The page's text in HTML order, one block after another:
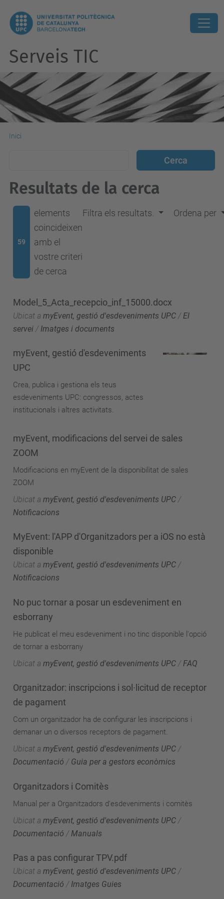
Serveis TIC
Inici
Resultats de la cerca
59
elements
coincideixen
amb el
vostre criteri
de cerca
Filtra els resultats. Ordena per
Model_5_Acta_recepcio_inf_15000.docx
Ubicat a myEvent, gestió d'esdeveniments UPC / El
servei / Imatges i documents
myEvent, gestió d'esdeveniments
UPC
Crea, publica i gestiona els teus
esdeveniments UPC: congressos, actes
institucionals i altres activitats.
myEvent, modificacions del servei de sales
ZOOM
Modificacions en myEvent de la disponibilitat de sales
ZOOM
Ubicat a myEvent, gestió d'esdeveniments UPC /
Notificacions
MyEvent: l'APP d'Organitzadors per a iOS no està
disponible
Ubicat a myEvent, gestió d'esdeveniments UPC /
Notificacions
No puc tornar a posar un esdeveniment en
esborrany
He publicat el meu esdeveniment i no tinc disponible l'opció
de tornar a esborrany
Ubicat a myEvent, gestió d'esdeveniments UPC / FAQ
Organitzador: inscripcions i sol·licitud de receptor
de pagament
Com un organitzador ha de configurar les inscripcions i
demanar un o diversos receptors de pagament.
Ubicat a myEvent, gestió d'esdeveniments UPC /
Documentació / Guia per a gestors econòmics
Organitzadors i Comitès
Manual per a Organitzadors d'esdeveniments i comitès
Ubicat a myEvent, gestió d'esdeveniments UPC /
Documentació / Manuals
Pas a pas configurar TPV.pdf
Ubicat a myEvent, gestió d'esdeveniments UPC /
Documentació / Imatges Guies